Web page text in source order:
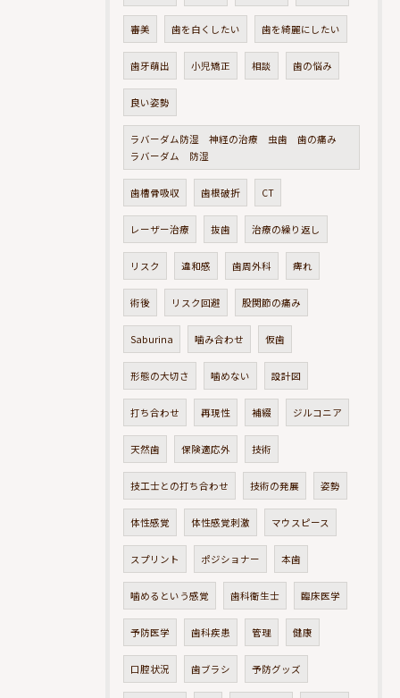
審美 歯を白くしたい 歯を綺麗にしたい
歯牙萌出 小児矯正 相談 歯の悩み
良い姿勢
ラバーダム防湿 神経の治療 虫歯 歯の痛み
ラバーダム 防湿
歯槽骨吸収 歯根破折 CT
レーザー治療 抜歯 治療の繰り返し
リスク 違和感 歯周外科 痺れ
術後 リスク回避 股関節の痛み
Saburina 噛み合わせ 仮歯
形態の大切さ 噛めない 設計図
打ち合わせ 再現性 補綴 ジルコニア
天然歯 保険適応外 技術
技工士との打ち合わせ 技術の発展 姿勢
体性感覚 体性感覚刺激 マウスピース
スプリント ポジショナー 本歯
噛めるという感覚 歯科衛生士 臨床医学
予防医学 歯科疾患 管理 健康
口腔状況 歯ブラシ 予防グッズ